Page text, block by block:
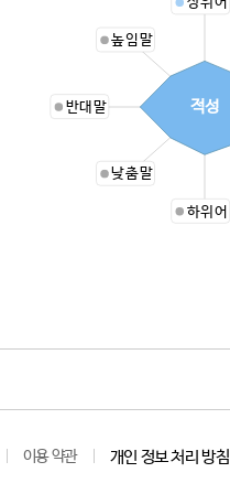
하위어
낮춤말
반대말
높임말
적성
이용 약관 개인 정보 처리 방침